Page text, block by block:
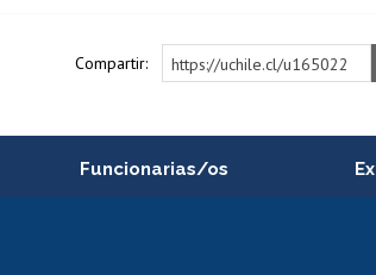
Compartir: https://uchile.cl/u165022
Funcionarias/os